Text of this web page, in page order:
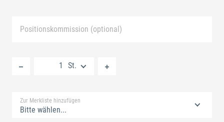
Positionskommission (optional)
St.
Zur Merkliste hinzufügen
Bitte wählen...